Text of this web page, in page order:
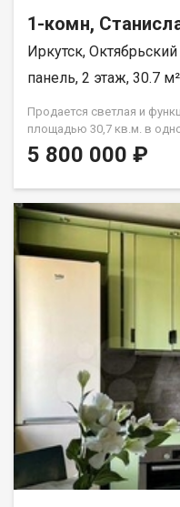
1-комн,
Иркутск,
панель, 2 этаж, 30.7 м²
Продается светлая и
площадью 30,7 кв.м. в
районов Иркутска на
вариант для тех, кто
от лифта, при этом
холода от подвала).
косметический ремонт.
начать жить. Кухня:
квартиры. Хватит места и
долговечные медные. Это
бояться протечек,
с долблением стен.
При продаже остается
шанс сэкономить на
переезда! ПОДЪЕЗД И
плюс это атмосфера в
ухоженный. Соседи
адекватные люди, всегда
на помощь в бытовых
конфликтов, а за порогом
5 800 000 ₽